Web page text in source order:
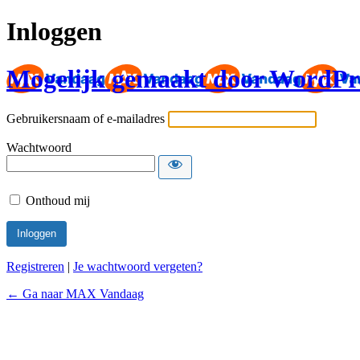
Inloggen
Mogelijk gemaakt door
Gebruikersnaam of e-mailadres
Wachtwoord
Onthoud mij
Registreren | Je wachtwoord vergeten?
← Ga naar MAX Vandaag